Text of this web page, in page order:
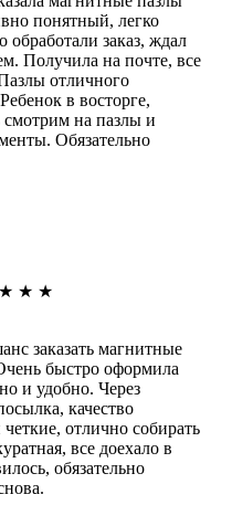
понятный, легко
обработали заказ, ждал
Получила на почте, все
отличного
в восторге,
смотрим на пазлы и
Обязательно
★ ★ ★
заказать магнитные
быстро оформила
и удобно. Через
качество
отлично собирать
все доехало в
обязательно